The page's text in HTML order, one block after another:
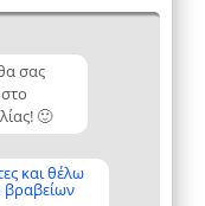
σας
🙂
και θέλω